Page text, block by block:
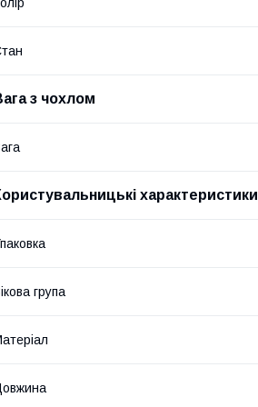
з чохлом
характеристики
група